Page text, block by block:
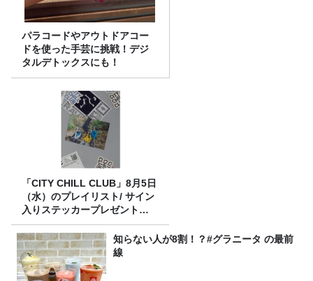
パラコードやアウトドアコー
ドを使った手芸に挑戦！デジ
タルデトックスにも！
「CITY CHILL CLUB」8月5日
（水）のプレイリスト/ サイン
入りステッカープレゼント有
り
知らない人が8割！？#グラニータ の最前
線